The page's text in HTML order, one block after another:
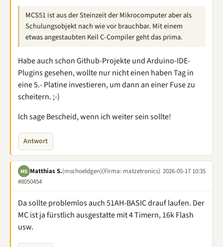
MCS51 ist aus der Steinzeit der Mikrocomputer aber als
Schulungsobjekt nach wie vor brauchbar. Mit einem
etwas angestaubten Keil C-Compiler geht das prima.
Habe auch schon Github-Projekte und Arduino-IDE-
Plugins gesehen, wollte nur nicht einen haben Tag in
eine 5.- Platine investieren, um dann an einer Fuse zu
scheitern. ;-)
Ich sage Bescheid, wenn ich weiter sein sollte!
Antwort
MS Matthias S.(mschoeldgen)(Firma: matzetronics) 2026-05-17 10:35
#8050454
Da sollte problemlos auch 51AH-BASIC drauf laufen. Der
MC ist ja fürstlich ausgestatte mit 4 Timern, 16k Flash
usw.